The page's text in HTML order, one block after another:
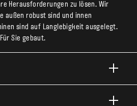
Herausforderungen zu lösen. Wir
außen robust sind und innen
sind auf Langlebigkeit ausgelegt.
Sie gebaut.